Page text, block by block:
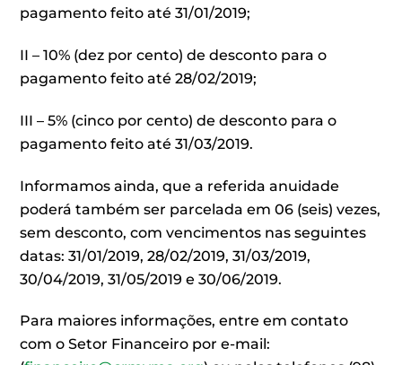
pagamento feito até 31/01/2019;
II – 10% (dez por cento) de desconto para o
pagamento feito até 28/02/2019;
III – 5% (cinco por cento) de desconto para o
pagamento feito até 31/03/2019.
Informamos ainda, que a referida anuidade
poderá também ser parcelada em 06 (seis) vezes,
sem desconto, com vencimentos nas seguintes
datas: 31/01/2019, 28/02/2019, 31/03/2019,
30/04/2019, 31/05/2019 e 30/06/2019.
Para maiores informações, entre em contato
com o Setor Financeiro por e-mail: